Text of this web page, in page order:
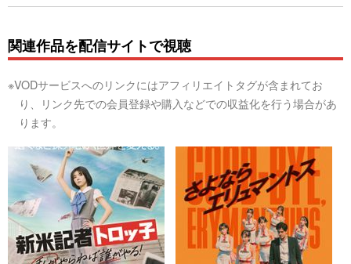
関連作品を配信サイトで視聴
※VODサービスへのリンクにはアフィリエイトタグが含まれてお
り、リンク先での会員登録や購入などでの収益化を行う場合があ
ります。